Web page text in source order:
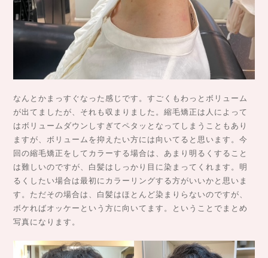
なんとかまっすぐなった感じです。すごくもわっとボリューム
が出てましたが、それも収まりました。縮毛矯正は人によって
はボリュームダウンしすぎてペタッとなってしまうこともあり
ますが、ボリュームを抑えたい方には向いてると思います。今
回の縮毛矯正をしてカラーする場合は、あまり明るくすること
は難しいのですが、白髪はしっかり目に染まってくれます。明
るくしたい場合は最初にカラーリングする方がいいかと思いま
す。ただその場合は、白髪はほとんど染まりらないのですが、
ボケればオッケーという方に向いてます。ということでまとめ
写真になります。